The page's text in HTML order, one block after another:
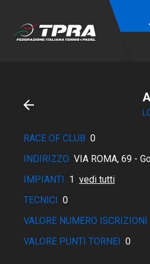
RACE OF CLUB 0
INDIRIZZO VIA ROMA, 69 -
IMPIANTI 1 vedi tutti
TECNICI 0
VALORE NUMERO ISCRIZIONI
VALORE PUNTI TORNEI 0